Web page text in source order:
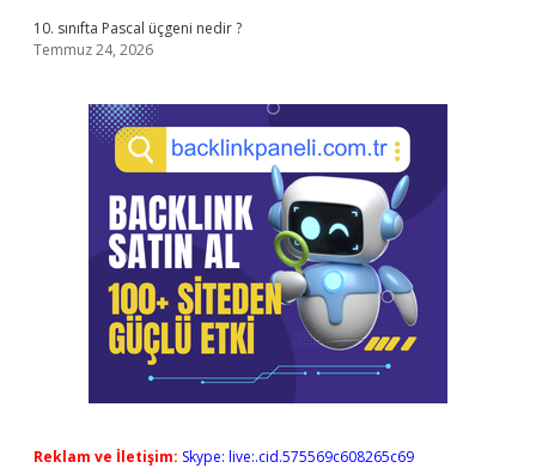
10. sınıfta Pascal üçgeni nedir ?
Temmuz 24, 2026
Reklam ve İletişim: Skype: live:.cid.575569c608265c69